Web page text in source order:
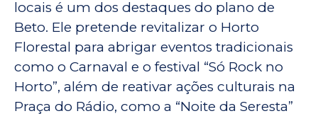
locais é um dos destaques do plano de
Beto. Ele pretende revitalizar o Horto
Florestal para abrigar eventos tradicionais
como o Carnaval e o festival “Só Rock no
Horto”, além de reativar ações culturais na
Praça do Rádio, como a “Noite da Seresta”